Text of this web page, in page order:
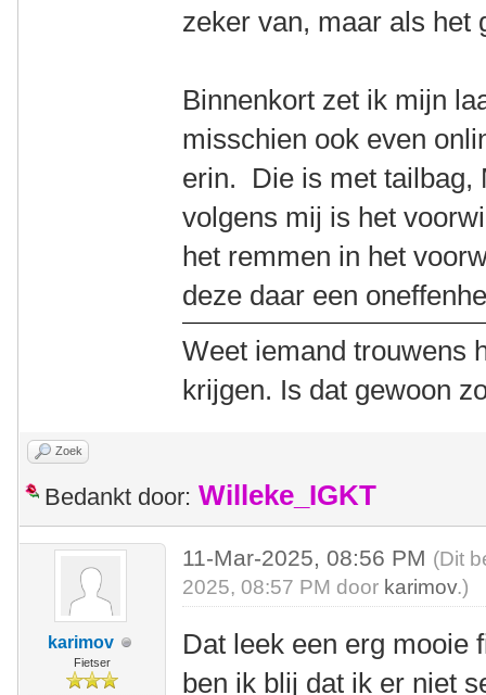
zeker van, maar als het
Binnenkort zet ik mijn
misschien ook even
erin. Die is met tailbag,
volgens mij is het
het remmen in het
deze daar een
Weet iemand trouwens
krijgen. Is dat gewoon
Zoek
Bedankt door: Willeke_IGKT
karimov
Fietser
11-Mar-2025, 08:56 PM (Dit
2025, 08:57 PM door karimov.)
Dat leek een erg mooie
ben ik blij dat ik er niet